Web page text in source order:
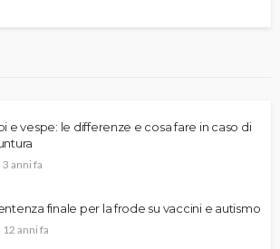
e vespe: le differenze e cosa fare in caso di
3 anni fa
finale per la frode su vaccini e autismo
12 anni fa